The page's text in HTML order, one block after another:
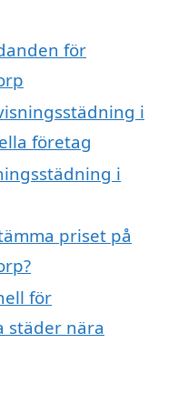
för
i
företag
i
priset på
för
städer nära